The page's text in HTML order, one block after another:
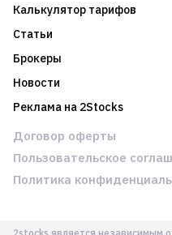
Калькулятор тарифов
Статьи
Брокеры
Новости
Реклама на 2Stocks
Договор оферты
Пользовательское
Политика